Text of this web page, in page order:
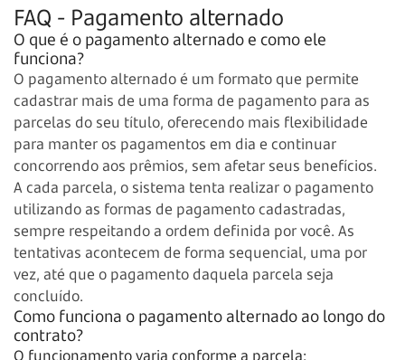
FAQ - Pagamento alternado
O que é o pagamento alternado e como ele
funciona?
O pagamento alternado é um formato que permite
cadastrar mais de uma forma de pagamento para as
parcelas do seu título, oferecendo mais flexibilidade
para manter os pagamentos em dia e continuar
concorrendo aos prêmios, sem afetar seus benefícios.
A cada parcela, o sistema tenta realizar o pagamento
utilizando as formas de pagamento cadastradas,
sempre respeitando a ordem definida por você. As
tentativas acontecem de forma sequencial, uma por
vez, até que o pagamento daquela parcela seja
concluído.
Como funciona o pagamento alternado ao longo do
contrato?
O funcionamento varia conforme a parcela: